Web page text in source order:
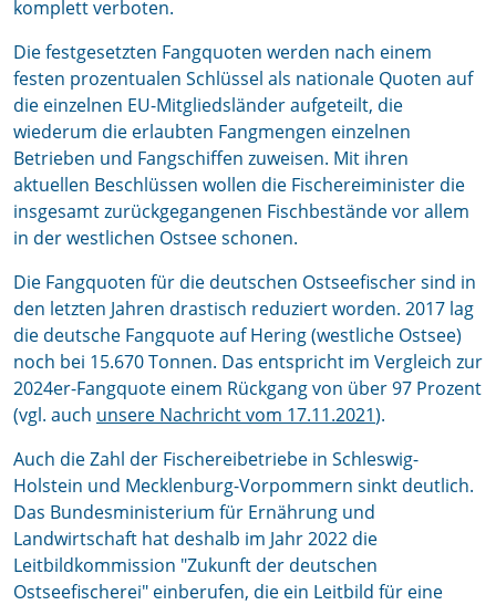
komplett verboten.
Die festgesetzten Fangquoten werden nach einem
festen prozentualen Schlüssel als nationale Quoten auf
die einzelnen EU-Mitgliedsländer aufgeteilt, die
wiederum die erlaubten Fangmengen einzelnen
Betrieben und Fangschiffen zuweisen. Mit ihren
aktuellen Beschlüssen wollen die Fischereiminister die
insgesamt zurückgegangenen Fischbestände vor allem
in der westlichen Ostsee schonen.
Die Fangquoten für die deutschen Ostseefischer sind in
den letzten Jahren drastisch reduziert worden. 2017 lag
die deutsche Fangquote auf Hering (westliche Ostsee)
noch bei 15.670 Tonnen. Das entspricht im Vergleich zur
2024er-Fangquote einem Rückgang von über 97 Prozent
(vgl. auch unsere Nachricht vom 17.11.2021).
Auch die Zahl der Fischereibetriebe in Schleswig-
Holstein und Mecklenburg-Vorpommern sinkt deutlich.
Das Bundesministerium für Ernährung und
Landwirtschaft hat deshalb im Jahr 2022 die
Leitbildkommission "Zukunft der deutschen
Ostseefischerei" einberufen, die ein Leitbild für eine